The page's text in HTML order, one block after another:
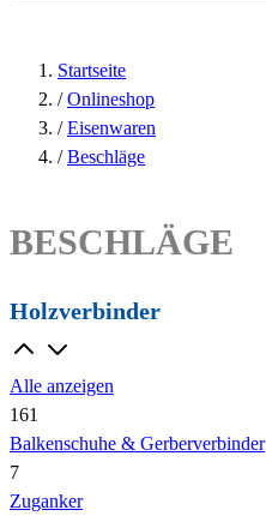
Startseite
/ Onlineshop
/ Eisenwaren
/ Beschläge
BESCHLÄGE
Holzverbinder
Alle anzeigen
161
Balkenschuhe & Gerberverbinder
7
Zuganker